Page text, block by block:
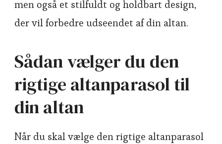
men også et stilfuldt og holdbart design,
der vil forbedre udseendet af din altan.
Sådan vælger du den
rigtige altanparasol til
din altan
Når du skal vælge den rigtige altanparasol